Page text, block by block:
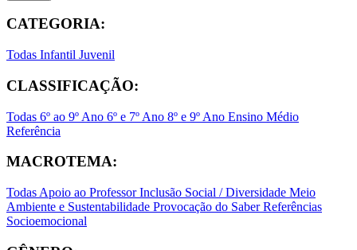
CATEGORIA:
Todas Infantil Juvenil
CLASSIFICAÇÃO:
Todas 6º ao 9º Ano 6º e 7º Ano 8º e 9º Ano Ensino Médio
Referência
MACROTEMA:
Todas Apoio ao ProfessorInclusão Social / Diversidade Meio
Ambiente e Sustentabilidade Provocação do SaberReferências
Socioemocional